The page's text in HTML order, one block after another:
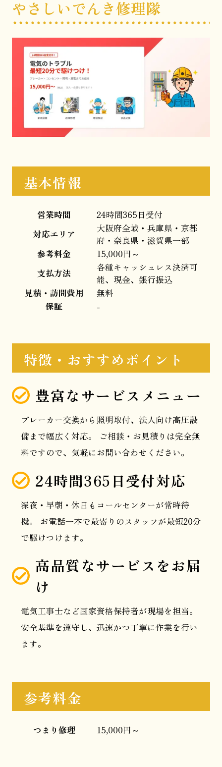
やさしいでんき修理隊
基本情報
営業時間
24時間365日受付
対応エリア
大阪府全域・兵庫県・京都
府・奈良県・滋賀県一部
参考料金
15,000円～
支払方法
各種キャッシュレス決済可
能、現金、銀行振込
見積・訪問費用
無料
保証
-
特徴・おすすめポイント
豊富なサービスメニュー
ブレーカー交換から照明取付、法人向け高圧設
備まで幅広く対応。 ご相談・お見積りは完全無
料ですので、気軽にお問い合わせください。
24時間365日受付対応
深夜・早朝・休日もコールセンターが常時待
機。 お電話一本で最寄りのスタッフが最短20分
で駆けつけます。
高品質なサービスをお届
け
電気工事士など国家資格保持者が現場を担当。
安全基準を遵守し、迅速かつ丁寧に作業を行い
ます。
参考料金
つまり修理 15,000円～